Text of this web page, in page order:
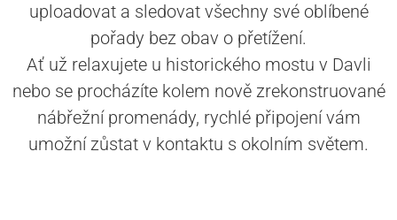
uploadovat a sledovat všechny své oblíbené
pořady bez obav o přetížení.
Ať už relaxujete u historického mostu v Davli
nebo se procházíte kolem nově zrekonstruované
nábřežní promenády, rychlé připojení vám
umožní zůstat v kontaktu s okolním světem.